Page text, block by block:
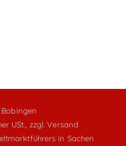
Bobingen
USt., zzgl. Versand
in Sachen